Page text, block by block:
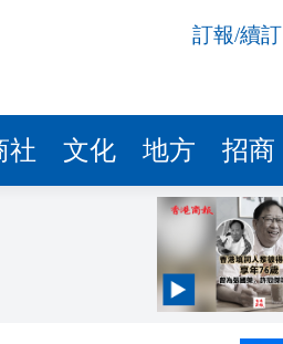
訂報/續訂
社 文化 地方 招商